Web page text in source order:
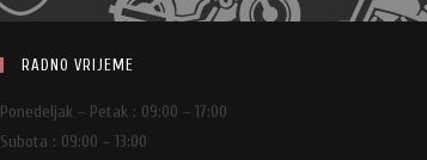
RADNO VRIJEME
Ponedeljak – Petak : 09:00 – 17:00
Subota : 09:00 – 13:00